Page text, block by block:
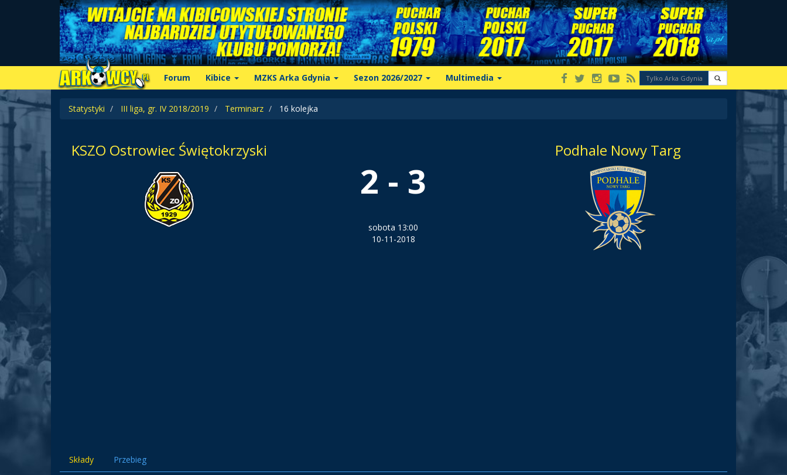
Forum Kibice MZKS Arka Gdynia Sezon 2026/2027 Multimedia
Statystyki III liga, gr. IV 2018/2019 Terminarz 16 kolejka
KSZO Ostrowiec Świętokrzyski
2 - 3
sobota 13:00
10-11-2018
Podhale Nowy Targ
Składy Przebieg